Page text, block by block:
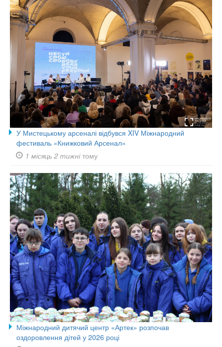
У Мистецькому арсеналі відбувся XIV Міжнародний
фестиваль «Книжковий Арсенал»
1 місяць 2 тижнітому
Міжнародний дитячий центр «Артек» розпочав
оздоровлення дітей у 2026 році